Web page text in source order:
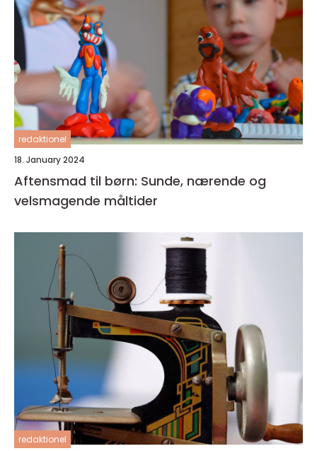
redaktionel
18. January 2024
Aftensmad til børn: Sunde, nærende og
velsmagende måltider
redaktionel